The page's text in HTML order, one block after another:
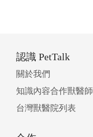
認識 PetTalk
關於我們
知識內容合作獸醫師
台灣獸醫院列表